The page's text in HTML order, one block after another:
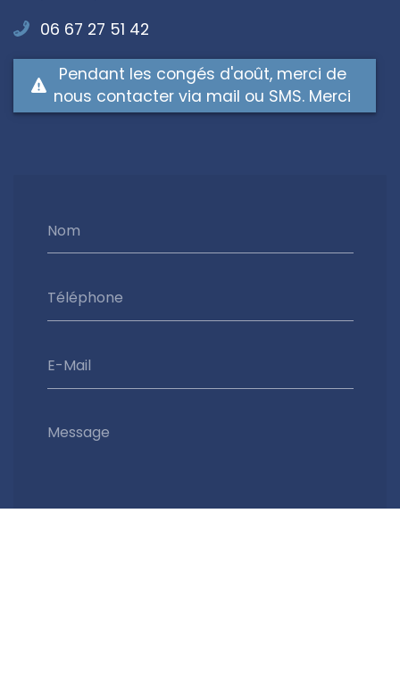
Nom
Téléphone
E-Mail
Message
06 67 27 51 42
Pendant les congés d'août, merci de
nous contacter via mail ou SMS. Merci